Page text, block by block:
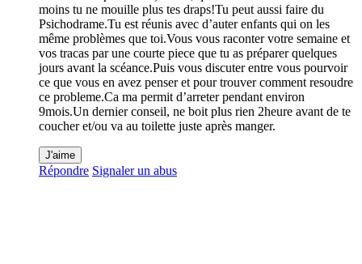
moins tu ne mouille plus tes draps!Tu peut aussi faire du
Psichodrame.Tu est réunis avec d’auter enfants qui on les
même problèmes que toi.Vous vous raconter votre semaine et
vos tracas par une courte piece que tu as préparer quelques
jours avant la scéance.Puis vous discuter entre vous pourvoir
ce que vous en avez penser et pour trouver comment resoudre
ce probleme.Ca ma permit d’arreter pendant environ
9mois.Un dernier conseil, ne boit plus rien 2heure avant de te
coucher et/ou va au toilette juste après manger.
J'aime
Répondre Signaler un abus